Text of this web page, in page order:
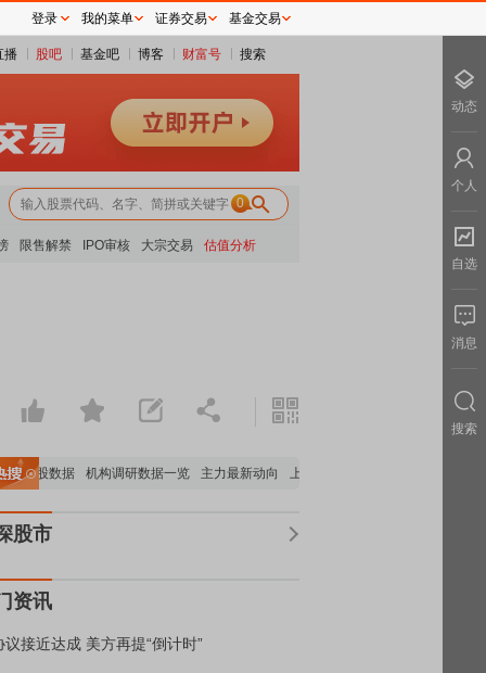
播 股吧 基金吧 博客 财富号 搜索
0
限售解禁 IPO审核 大宗交易 估值分析
股数据 机构调研数据一览 主力最新动向 上市公司限售股解禁一览
股市
资讯
议接近达成 美方再提“倒计时”
登录 我的菜单 证券交易 基金交易
动态
个人
自选
消息
搜索